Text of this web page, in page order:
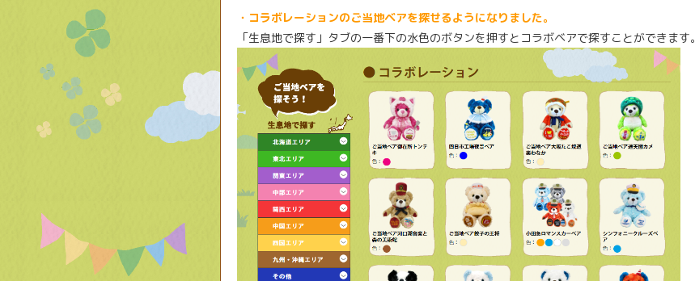
・コラボレーションのご当地ベアを探せるようになりました。
「生息地で探す」タブの一番下の水色のボタンを押すとコラボベアで探すことができます。